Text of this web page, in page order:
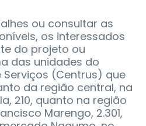
ou consultar as
os interessados
do projeto ou
das unidades do
(Centrus) que
da região central, na
210, quanto na região
Marengo, 2.301,